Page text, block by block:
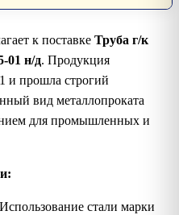
к поставке Труба г/к
01 н/д. Продукция
и прошла строгий
вид металлопроката
для промышленных и
Использование стали марки